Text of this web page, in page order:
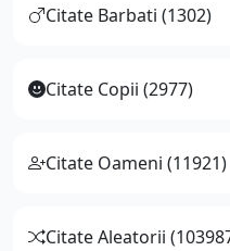
Citate Barbati (1302)
Citate Copii (2977)
Citate Oameni (11921)
Citate Aleatorii